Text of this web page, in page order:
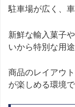
駐車場が広く、
新鮮な輸入菓子
いから特別な用
商品のレイアウ
が楽しめる環境で